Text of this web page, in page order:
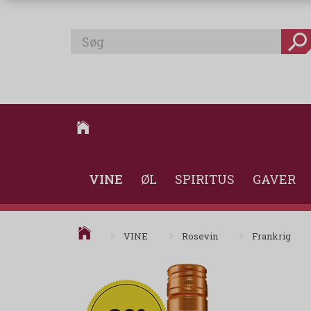
VINE ØL SPIRITUS GAVER
VINE Rosevin Frankrig